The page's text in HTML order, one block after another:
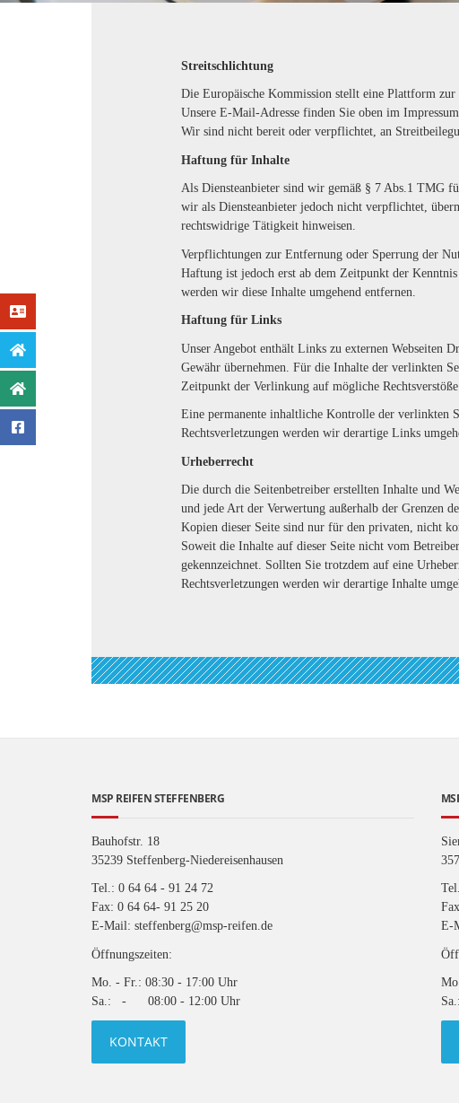
Streitschlichtung
Die Europäische Kommission stellt eine Plattform
Unsere E-Mail-Adresse finden Sie oben im
Wir sind nicht bereit oder verpflichtet, an
Haftung für Inhalte
Als Diensteanbieter sind wir gemäß § 7 Abs.1 TMG
wir als Diensteanbieter jedoch nicht verpflichtet,
rechtswidrige Tätigkeit hinweisen.
Verpflichtungen zur Entfernung oder Sperrung der
Haftung ist jedoch erst ab dem Zeitpunkt der
werden wir diese Inhalte umgehend entfernen.
Haftung für Links
Unser Angebot enthält Links zu externen Webseiten
Gewähr übernehmen. Für die Inhalte der verlinkten
Zeitpunkt der Verlinkung auf mögliche
Eine permanente inhaltliche Kontrolle der verlinkten
Rechtsverletzungen werden wir derartige Links
Urheberrecht
Die durch die Seitenbetreiber erstellten Inhalte und
und jede Art der Verwertung außerhalb der Grenzen
Kopien dieser Seite sind nur für den privaten, nicht
Soweit die Inhalte auf dieser Seite nicht vom
gekennzeichnet. Sollten Sie trotzdem auf eine
Rechtsverletzungen werden wir derartige Inhalte
MSP REIFEN STEFFENBERG
Bauhofstr. 18
35239 Steffenberg-Niedereisenhausen
Tel.: 0 64 64 - 91 24 72
Fax: 0 64 64- 91 25 20
E-Mail: steffenberg@msp-reifen.de
Öffnungszeiten:
Mo. - Fr.: 08:30 - 17:00 Uhr
Sa.: - 08:00 - 12:00 Uhr
KONTAKT
E-